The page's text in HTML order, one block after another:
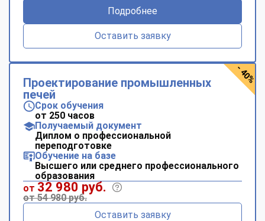
Подробнее
Оставить заявку
Проектирование промышленных
печей
Срок обучения
от 250 часов
Получаемый документ
Диплом о профессиональной
переподготовке
Обучение на базе
Высшего или среднего профессионального
образования
от 32 980 руб.
от 54 980 руб.
Оставить заявку
- 40%